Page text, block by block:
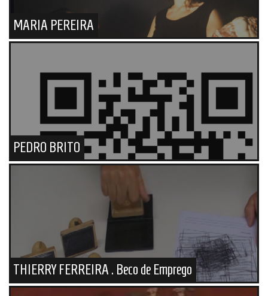
MARIA PEREIRA
PEDRO BRITO
THIERRY FERREIRA . Beco de Emprego